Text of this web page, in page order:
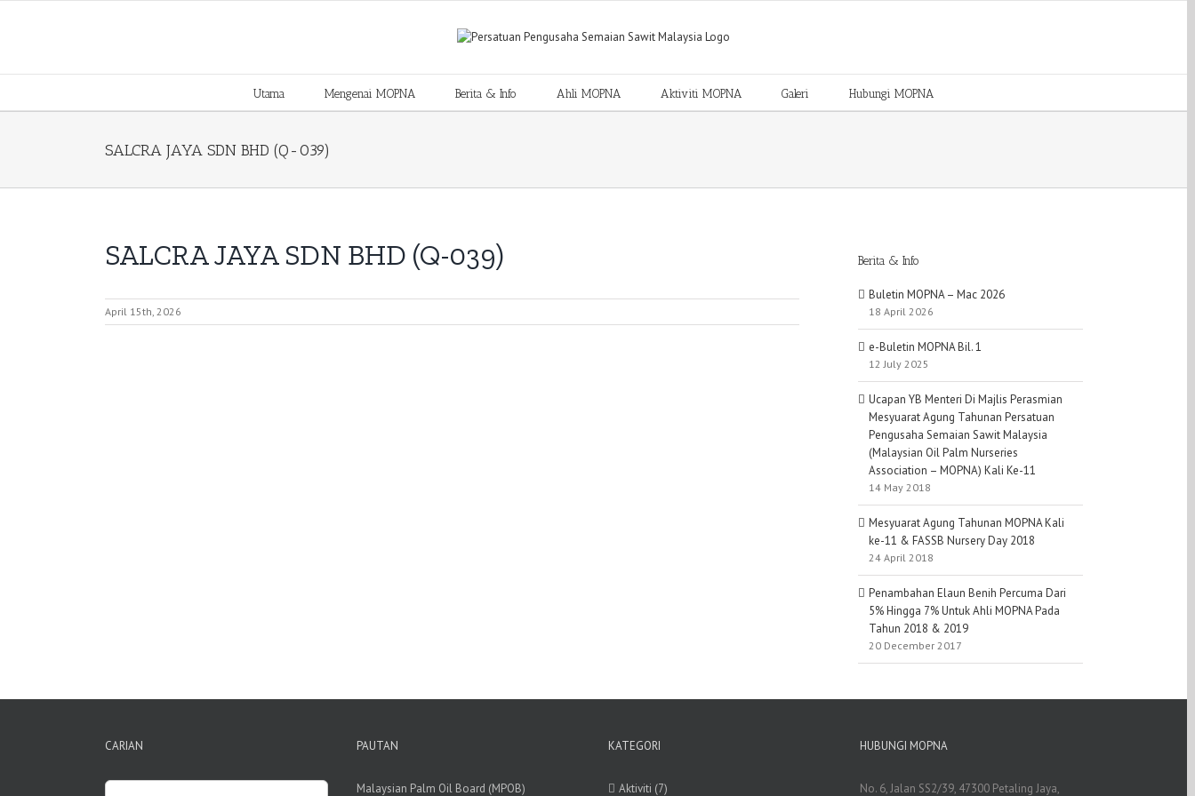
Utama Mengenai MOPNA Berita & Info Ahli MOPNA Aktiviti MOPNA Galeri Hubungi MOPNA
SALCRA JAYA SDN BHD (Q-039)
SALCRA JAYA SDN BHD (Q-039)
April 15th, 2026
Berita & Info
Buletin MOPNA – Mac 2026
18 April 2026
e-Buletin MOPNA Bil. 1
12 July 2025
Ucapan YB Menteri Di Majlis Perasmian
Mesyuarat Agung Tahunan Persatuan
Pengusaha Semaian Sawit Malaysia
(Malaysian Oil Palm Nurseries
Association – MOPNA) Kali Ke-11
14 May 2018
Mesyuarat Agung Tahunan MOPNA Kali
ke-11 & FASSB Nursery Day 2018
24 April 2018
Penambahan Elaun Benih Percuma Dari
5% Hingga 7% Untuk Ahli MOPNA Pada
Tahun 2018 & 2019
20 December 2017
CARIAN
Search
PAUTAN
Malaysian Palm Oil Board (MPOB)
KATEGORI
Aktiviti (7)
HUBUNGI MOPNA
No. 6, Jalan SS2/39, 47300 Petaling Jaya,